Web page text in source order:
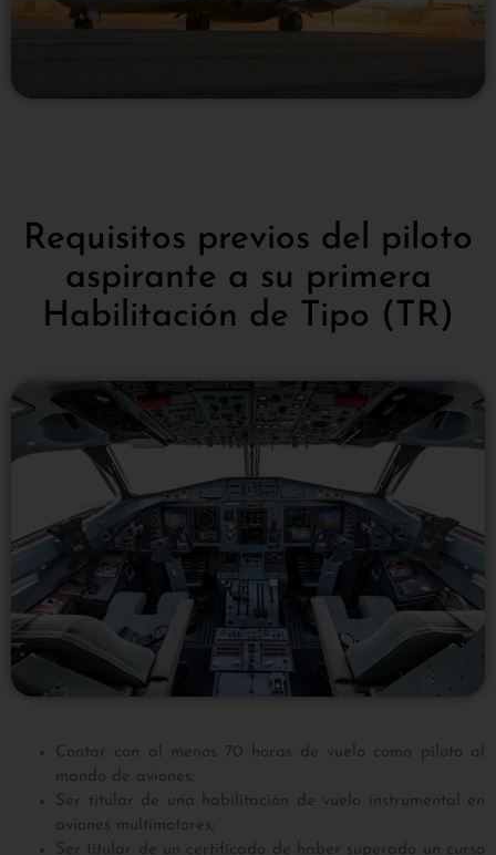
Requisitos previos del piloto
aspirante a su primera
Habilitación de Tipo (TR)
Contar con al menos 70 horas de vuelo como piloto al
mando de aviones;
Ser titular de una habilitación de vuelo instrumental en
aviones multimotores;
Ser titular de un certificado de haber superado un curso